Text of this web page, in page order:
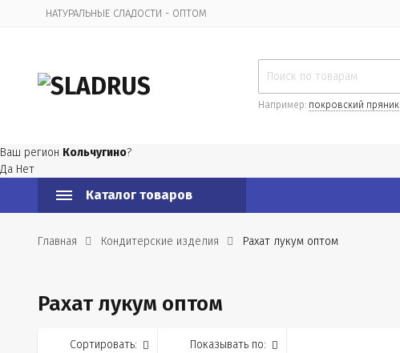
НАТУРАЛЬНЫЕ СЛАДОСТИ - ОПТОМ
Например: покровский пряник
Ваш регион Кольчугино?
Да Нет
Каталог товаров
Главная Кондитерские изделия Рахат лукум оптом
Рахат лукум оптом
Сортировать: Показывать по: